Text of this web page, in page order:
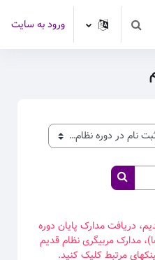
Toggle search inputورود به سایت
جستجو بین درس‌ها
دریافت مدارک پایان دوره
مدارک مربیگری نظام قدیم
مرتبط کلیک کنید.